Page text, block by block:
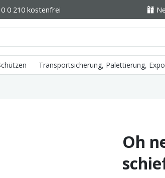
0 210 kostenfrei
Transportsicherung, Palettierung,
Oh